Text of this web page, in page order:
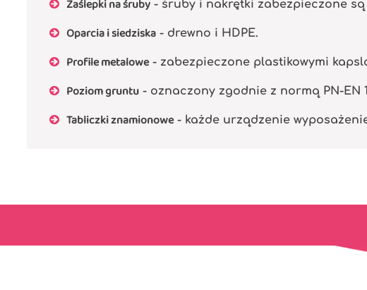
Zaślepki na śruby - śruby i nakrętki zabezpieczone
Oparcia i siedziska - drewno i HDPE.
Profile metalowe- zabezpieczone plastikowymi
Poziom gruntu - oznaczony zgodnie z normą PN-EN
Tabliczki znamionowe- każde urządzenie wyposażenie